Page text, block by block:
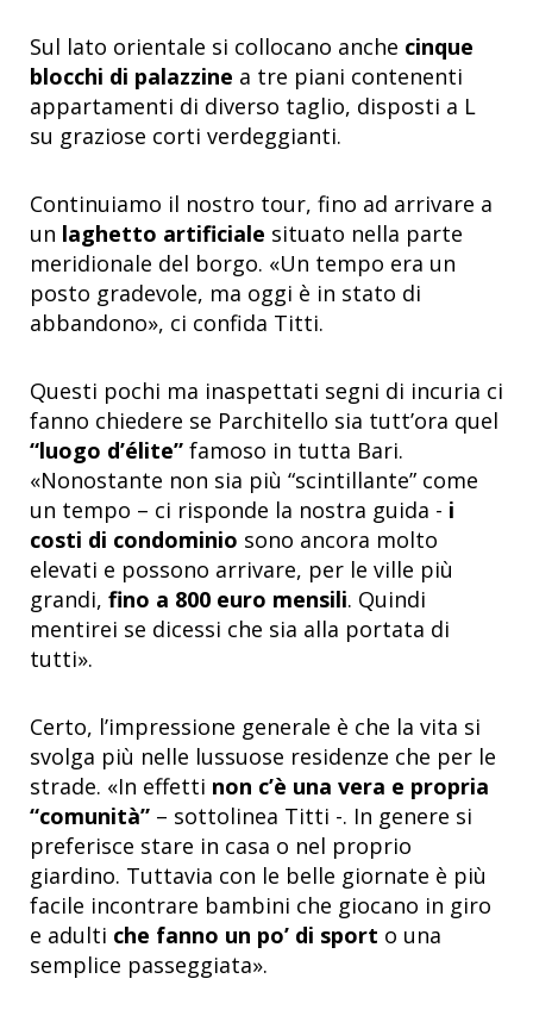
Sul lato orientale si collocano anche cinque
blocchi di palazzine a tre piani contenenti
appartamenti di diverso taglio, disposti a L
su graziose corti verdeggianti.
Continuiamo il nostro tour, fino ad arrivare a
un laghetto artificiale situato nella parte
meridionale del borgo. «Un tempo era un
posto gradevole, ma oggi è in stato di
abbandono», ci confida Titti.
Questi pochi ma inaspettati segni di incuria ci
fanno chiedere se Parchitello sia tutt’ora quel
“luogo d’élite” famoso in tutta Bari.
«Nonostante non sia più “scintillante” come
un tempo – ci risponde la nostra guida - i
costi di condominio sono ancora molto
elevati e possono arrivare, per le ville più
grandi, fino a 800 euro mensili. Quindi
mentirei se dicessi che sia alla portata di
tutti».
Certo, l’impressione generale è che la vita si
svolga più nelle lussuose residenze che per le
strade. «In effetti non c’è una vera e propria
“comunità” – sottolinea Titti -. In genere si
preferisce stare in casa o nel proprio
giardino. Tuttavia con le belle giornate è più
facile incontrare bambini che giocano in giro
e adulti che fanno un po’ di sport o una
semplice passeggiata».